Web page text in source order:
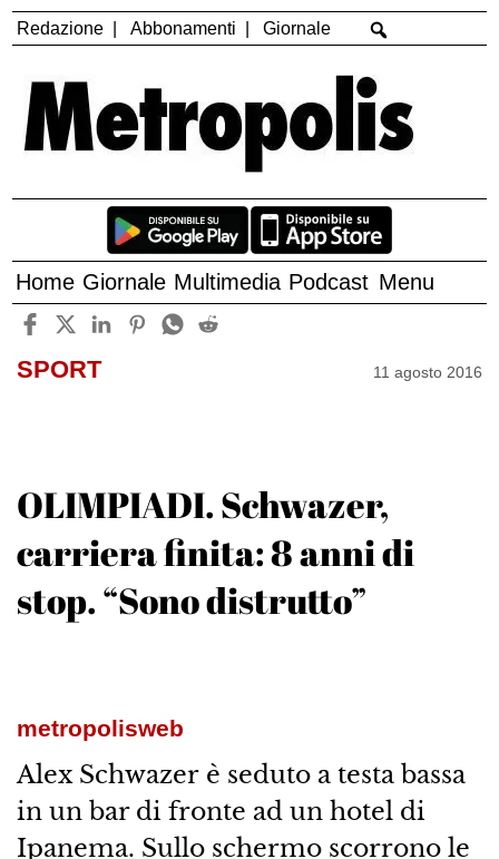
Redazione Abbonamenti Giornale
Home Giornale Multimedia Podcast Menu
SPORT 11 agosto 2016
OLIMPIADI. Schwazer,
carriera finita: 8 anni di
stop. “Sono distrutto”
metropolisweb
Alex Schwazer è seduto a testa bassa
in un bar di fronte ad un hotel di
Ipanema. Sullo schermo scorrono le